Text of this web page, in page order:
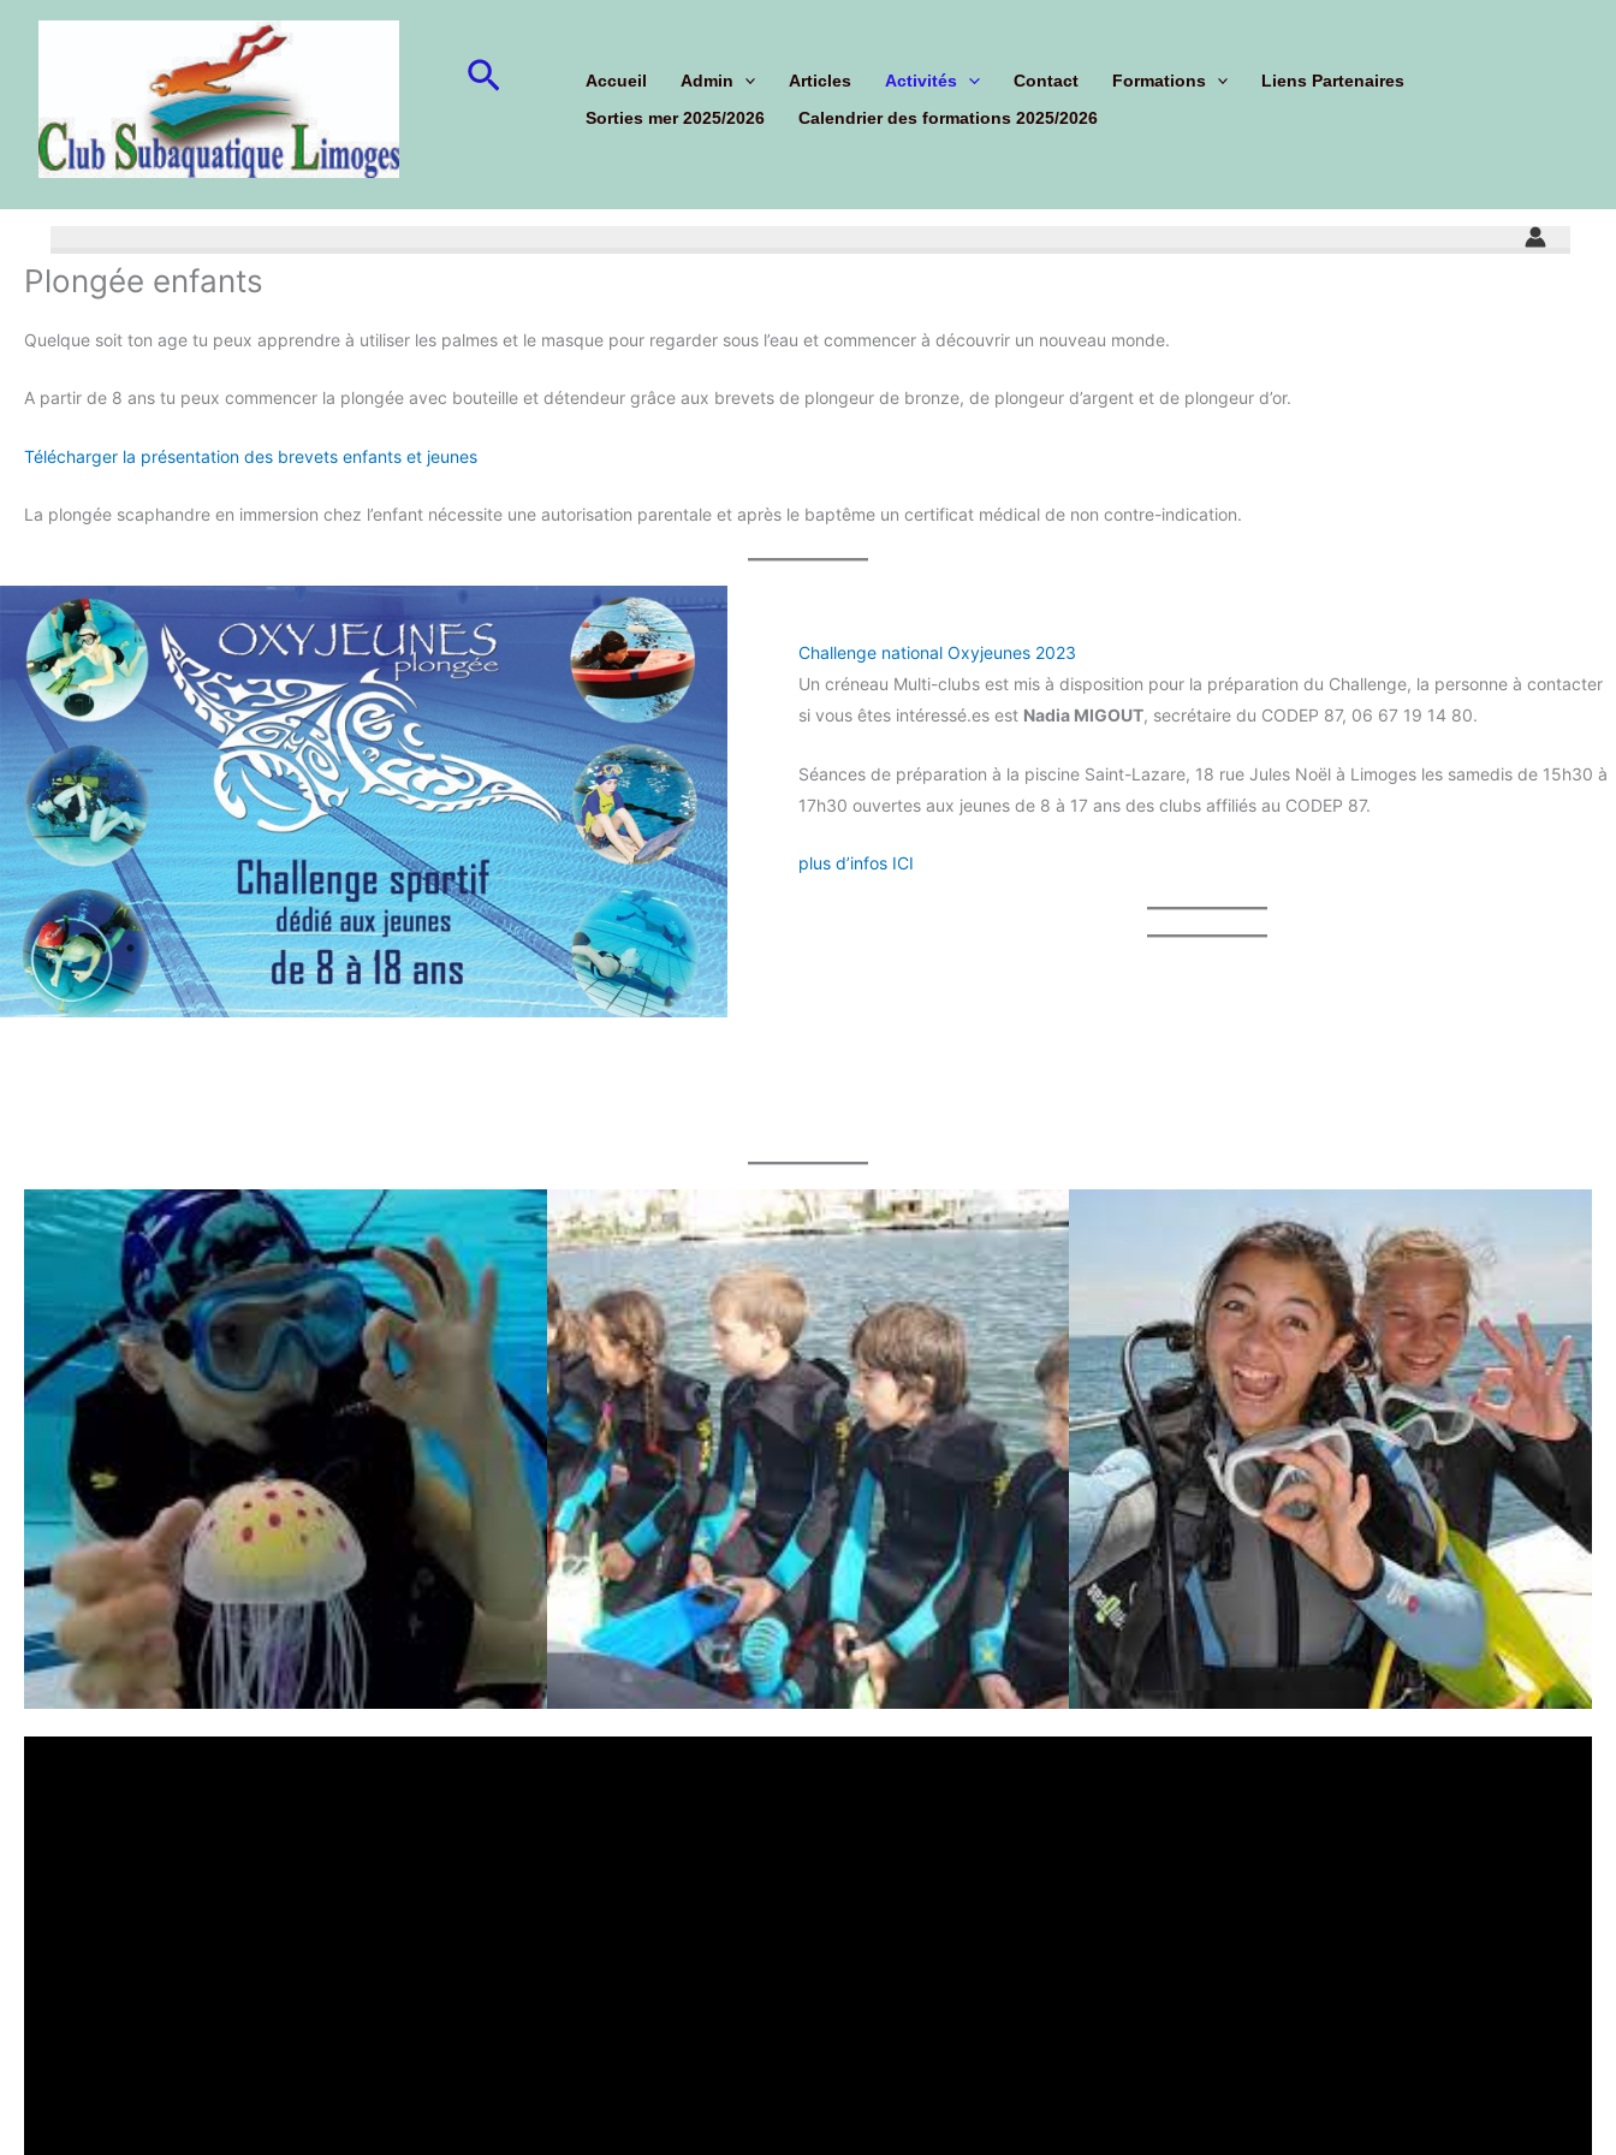
Rechercher
Accueil Admin Articles Activités Contact Formations
Liens Partenaires
Sorties mer 2025/2026
Calendrier des formations 2025/2026
Plongée enfants
Quelque soit ton age tu peux apprendre à utiliser les palmes et le masque pour regarder sous l’eau et commencer à découvrir un nouveau monde.
A partir de 8 ans tu peux commencer la plongée avec bouteille et détendeur grâce aux brevets de plongeur de bronze, de plongeur d’argent et de plongeur d’or.
Télécharger la présentation des brevets enfants et jeunes
La plongée scaphandre en immersion chez l’enfant nécessite une autorisation parentale et après le baptême un certificat médical de non contre-indication.
Challenge national Oxyjeunes 2023
Un créneau Multi-clubs est mis à disposition pour la préparation du Challenge, la personne à contacter
si vous êtes intéressé.es est Nadia MIGOUT, secrétaire du CODEP 87, 06 67 19 14 80.
Séances de préparation à la piscine Saint-Lazare, 18 rue Jules Noël à Limoges les samedis de 15h30 à
17h30 ouvertes aux jeunes de 8 à 17 ans des clubs affiliés au CODEP 87.
plus d’infos ICI